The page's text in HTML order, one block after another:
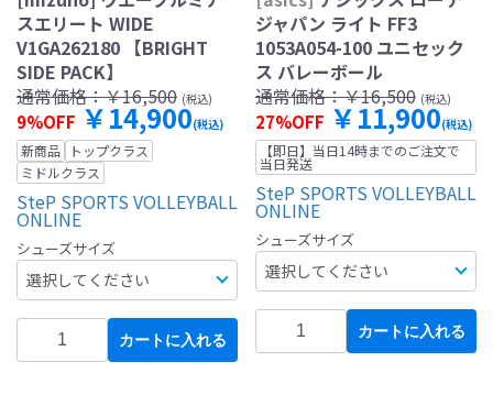
スエリート WIDE
V1GA262180 【BRIGHT
SIDE PACK】
通常価格：￥16,500 (税込)
9%OFF￥14,900(税込)
新商品
トップクラス
ミドルクラス
SteP SPORTS VOLLEYBALL
ONLINE
シューズサイズ
カートに入れる
ジャパン ライト FF3
1053A054-100 ユニセック
ス バレーボール
通常価格：￥16,500 (税込)
27%OFF ￥11,900(税込)
【即日】当日14時までのご注文で
当日発送
SteP SPORTS VOLLEYBALL
ONLINE
シューズサイズ
カートに入れる